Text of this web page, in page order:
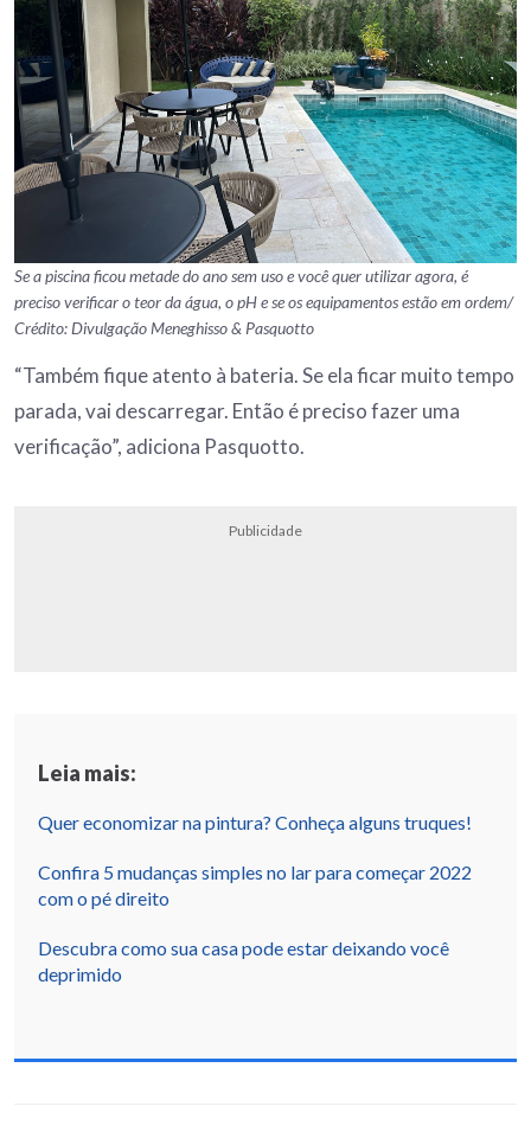
Se a piscina ficou metade do ano sem uso e você quer utilizar agora, é
preciso verificar o teor da água, o pH e se os equipamentos estão em ordem/
Crédito: Divulgação Meneghisso & Pasquotto
“Também fique atento à bateria. Se ela ficar muito tempo
parada, vai descarregar. Então é preciso fazer uma
verificação”, adiciona Pasquotto.
Publicidade
Leia mais:
Quer economizar na pintura? Conheça alguns truques!
Confira 5 mudanças simples no lar para começar 2022
com o pé direito
Descubra como sua casa pode estar deixando você
deprimido